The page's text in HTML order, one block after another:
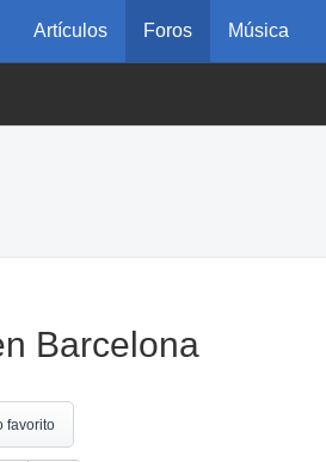
Artículos Foros Música
Barcelona
favorito